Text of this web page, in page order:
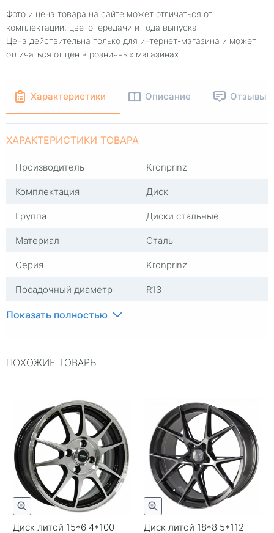
Фото и цена товара на сайте может отличаться от
комплектации, цветопередачи и года выпуска
Цена действительна только для интернет-магазина и может
отличаться от цен в розничных магазинах
Характеристики Описание Отзывы
ХАРАКТЕРИСТИКИ ТОВАРА
Производитель
Kronprinz
Комплектация
Диск
Группа
Диски стальные
Материал
Сталь
Серия
Kronprinz
Посадочный диаметр
R13
Сверловка
ЦО
Применяемость
Lada
Тип диска
Стальные
Гарантия
1 год
Цвет
Серый
Категория
Легковые
Показать полностью
ПОХОЖИЕ ТОВАРЫ
Диск литой 15*6 4*100
Диск литой 18*8 5*112